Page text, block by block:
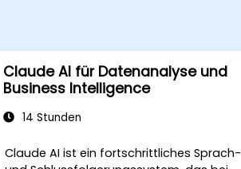
Claude AI für Datenanalyse und
Business Intelligence
14 Stunden
Claude AI ist ein fortschrittliches Sprach-